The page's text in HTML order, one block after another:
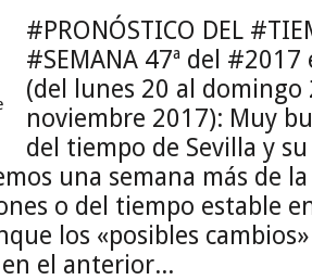
#PRONÓSTICO DEL
#SEMANA 47ª del #2017
(del lunes 20 al domingo
noviembre 2017): Muy
del tiempo de Sevilla y
una semana más de
o del tiempo estable
los «posibles
el anterior...